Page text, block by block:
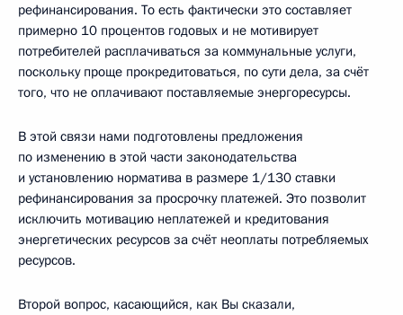
рефинансирования. То есть фактически это составляет
примерно 10 процентов годовых и не мотивирует
потребителей расплачиваться за коммунальные услуги,
поскольку проще прокредитоваться, по сути дела, за счёт
того, что не оплачивают поставляемые энергоресурсы.
В этой связи нами подготовлены предложения
по изменению в этой части законодательства
и установлению норматива в размере 1/130 ставки
рефинансирования за просрочку платежей. Это позволит
исключить мотивацию неплатежей и кредитования
энергетических ресурсов за счёт неоплаты потребляемых
ресурсов.
Второй вопрос, касающийся, как Вы сказали,